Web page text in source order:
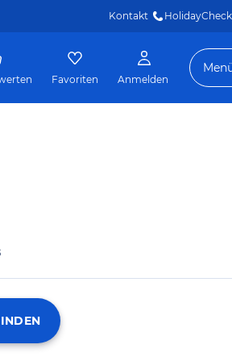
Kontakt HolidayCheck
Favoriten Anmelden